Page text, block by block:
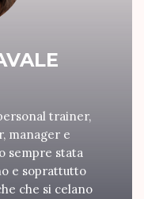
trainer,
manager e
sempre stata
e soprattutto
che si celano